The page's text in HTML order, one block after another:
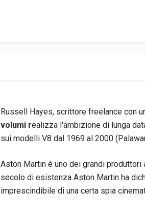
Russell Hayes, scrittore freelance con
volumi realizza l'ambizione di lunga
sui modelli V8 dal 1969 al 2000
Aston Martin è uno dei grandi
secolo di esistenza Aston Martin ha
imprescindibile di una certa spia